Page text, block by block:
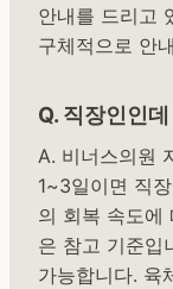
안내를 드리고
구체적으로 안
Q. 직장인인
A. 비너스의원
1~3일이면 직
의 회복 속도에
은 참고 기준입
가능합니다. 육